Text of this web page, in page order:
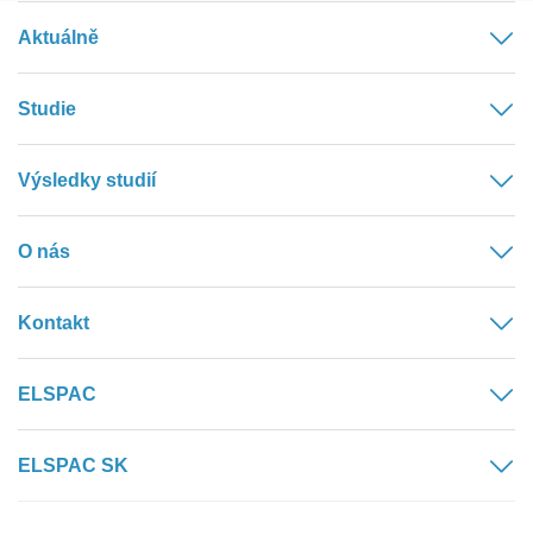
Aktuálně
Studie
Výsledky studií
O nás
Kontakt
ELSPAC
ELSPAC SK